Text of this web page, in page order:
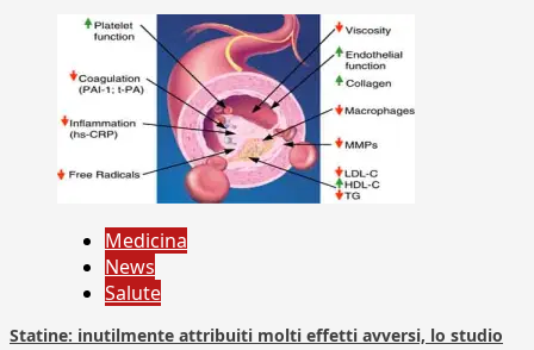
Medicina
News
Salute
Statine: inutilmente attribuiti molti effetti avversi, lo studio